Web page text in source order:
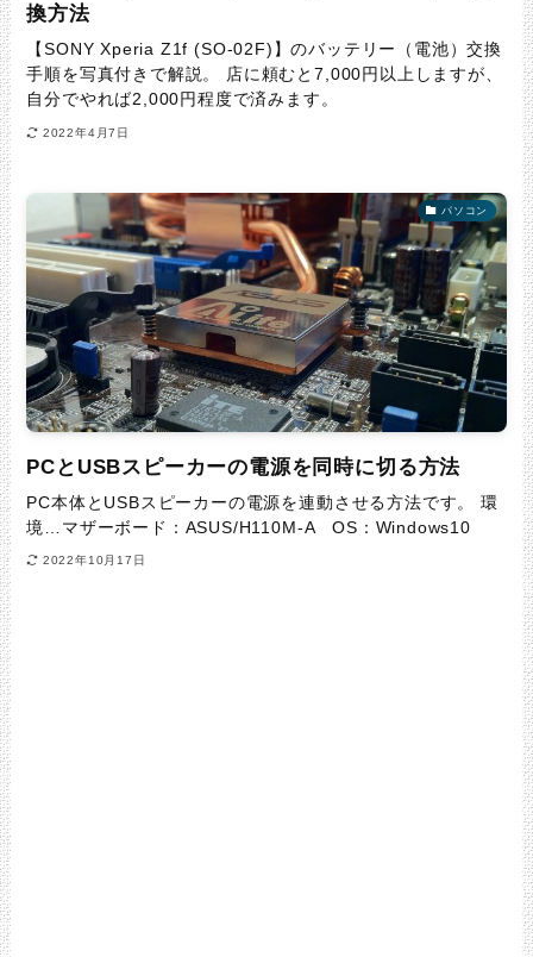
換方法
【SONY Xperia Z1f (SO-02F)】のバッテリー（電池）交換
手順を写真付きで解説。 店に頼むと7,000円以上しますが、
自分でやれば2,000円程度で済みます。
2022年4月7日
パソコン
PCとUSBスピーカーの電源を同時に切る方法
PC本体とUSBスピーカーの電源を連動させる方法です。 環
境…マザーボード：ASUS/H110M-A OS：Windows10
2022年10月17日